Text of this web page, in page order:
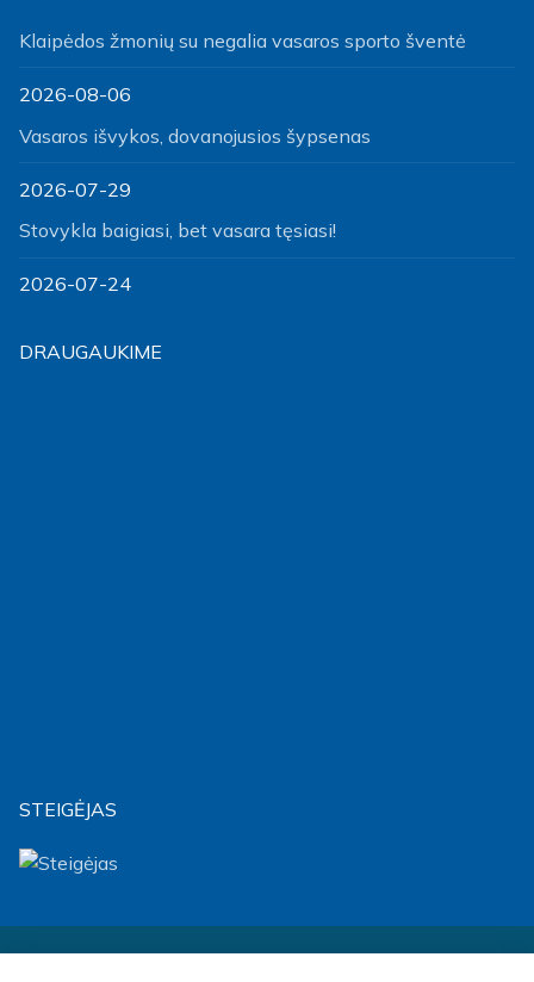
Klaipėdos žmonių su negalia vasaros sporto šventė
2026-08-06
Vasaros išvykos, dovanojusios šypsenas
2026-07-29
Stovykla baigiasi, bet vasara tęsiasi!
2026-07-24
DRAUGAUKIME
STEIGĖJAS